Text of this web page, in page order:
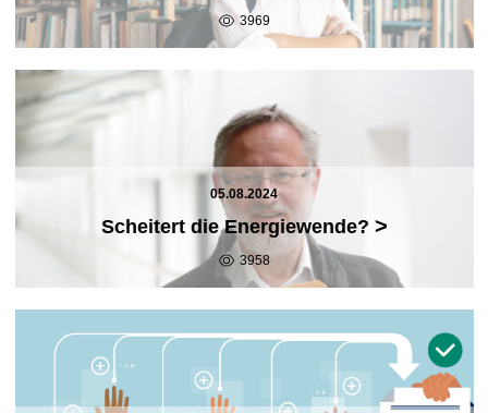
3969
05.08.2024
Scheitert die Energiewende? >
3958